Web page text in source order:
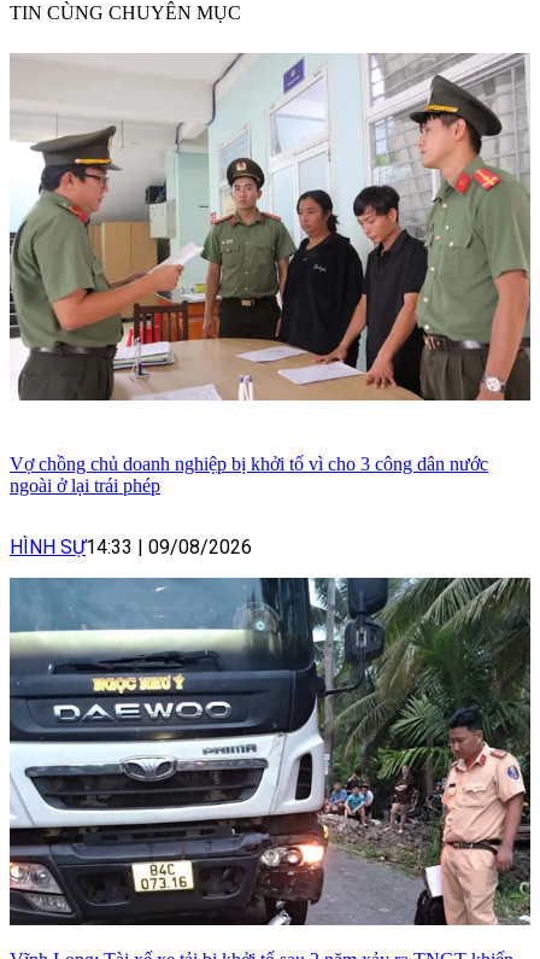
TIN CÙNG CHUYÊN MỤC
Vợ chồng chủ doanh nghiệp bị khởi tố vì cho 3 công dân nước
ngoài ở lại trái phép
HÌNH SỰ14:33 09/08/2026